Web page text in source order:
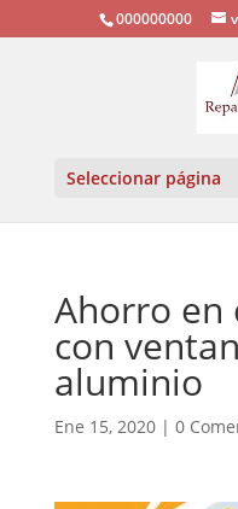
000000000
Seleccionar página
Ahorro en
con
aluminio
Ene 15, 2020| 0